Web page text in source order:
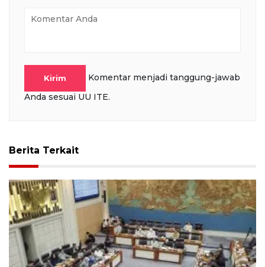
Kirim
Komentar menjadi tanggung-jawab
Anda sesuai UU ITE.
Berita Terkait